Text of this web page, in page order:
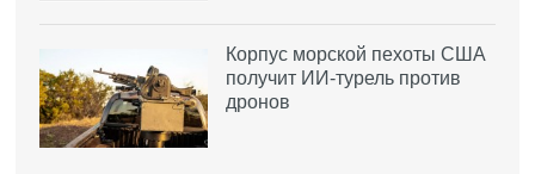
Корпус морской пехоты США
получит ИИ-турель против
дронов